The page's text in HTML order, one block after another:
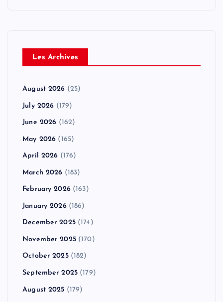
Les Archives
August 2026 (25)
July 2026 (179)
June 2026 (162)
May 2026 (165)
April 2026 (176)
March 2026 (183)
February 2026(163)
January 2026(186)
December 2025(174)
November 2025(170)
October 2025(182)
September 2025 (179)
August 2025 (179)